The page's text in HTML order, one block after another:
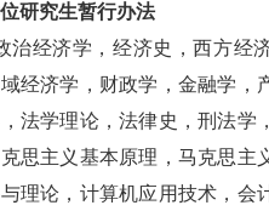
研究生暂行办法
经济学，经济史，西方经
经济学，财政学，金融学，
法学理论，法律史，刑法学
思主义基本原理，马克思主
理论，计算机应用技术，会